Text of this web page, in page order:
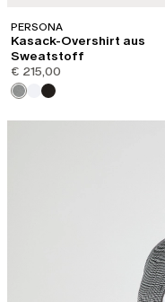
PERSONA
Kasack-Overshirt aus
Sweatstoff
€ 215,00